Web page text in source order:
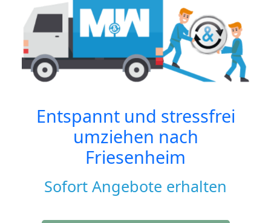
Entspannt und stressfrei
umziehen nach
Friesenheim
Sofort Angebote erhalten